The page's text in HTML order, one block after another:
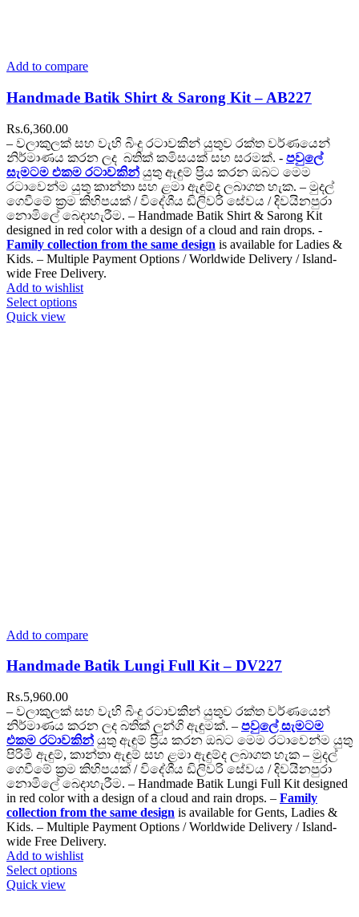
Add to compare
Handmade Batik Shirt & Sarong Kit – AB227
Rs.6,360.00
– වලාකුලක් සහ වැහි බිංදු රටාවකින් යුතුව රක්ත වර්ණයෙන්
නිර්මාණය කරන ලද බතික් කමිසයක් සහ සරමක්. - පවුලේ
සැමටම එකම රටාවකින් යුතු ඇඳුම් ප්‍රිය කරන ඔබට මෙම
රටාවෙන්ම යුතු කාන්තා සහ ළමා ඇඳුම්ද ලබාගත හැක. – මුදල්
ගෙවීමේ ක්‍රම කිහිපයක් / විදේශීය ඩිලිවරි සේවය / දිවයිනපුරා
නොමිලේ බෙදාහැරීම. – Handmade Batik Shirt & Sarong Kit
designed in red color with a design of a cloud and rain drops. -
Family collection from the same design is available for Ladies &
Kids. – Multiple Payment Options / Worldwide Delivery / Island-
wide Free Delivery.
Add to wishlist
Select options
Quick view
Add to compare
Handmade Batik Lungi Full Kit – DV227
Rs.5,960.00
– වලාකුලක් සහ වැහි බිංදු රටාවකින් යුතුව රක්ත වර්ණයෙන්
නිර්මාණය කරන ලද බතික් ලුන්ගි ඇඳුමක්. – පවුලේ සැමටම
එකම රටාවකින් යුතු ඇඳුම් ප්‍රිය කරන ඔබට මෙම රටාවෙන්ම යුතු
පිරිමි ඇඳුම්, කාන්තා ඇඳුම් සහ ළමා ඇඳුම්ද ලබාගත හැක – මුදල්
ගෙවීමේ ක්‍රම කිහිපයක් / විදේශීය ඩිලිවරි සේවය / දිවයිනපුරා
නොමිලේ බෙදාහැරීම. – Handmade Batik Lungi Full Kit designed
in red color with a design of a cloud and rain drops. – Family
collection from the same design is available for Gents, Ladies &
Kids. – Multiple Payment Options / Worldwide Delivery / Island-
wide Free Delivery.
Add to wishlist
Select options
Quick view